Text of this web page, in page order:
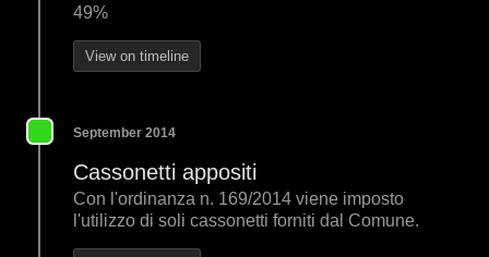
49%
View on timeline
September 2014
Cassonetti appositi
Con l'ordinanza n. 169/2014 viene imposto
l'utilizzo di soli cassonetti forniti dal Comune.